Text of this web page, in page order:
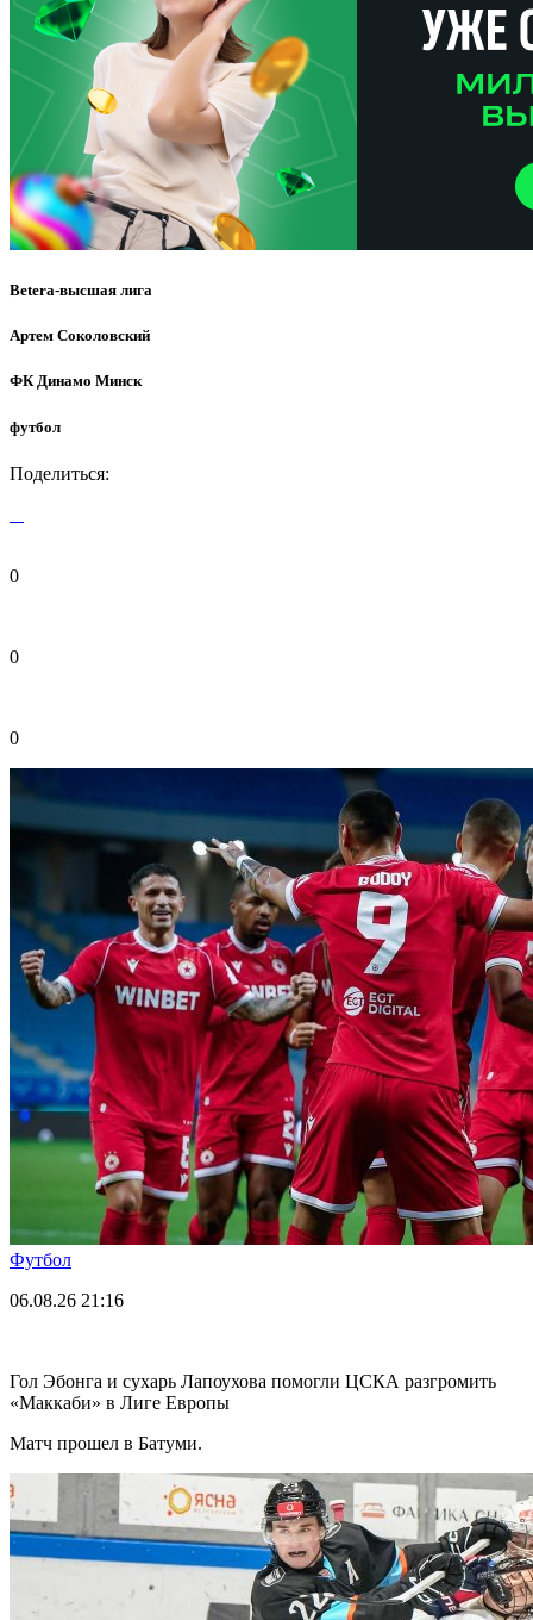
Betera-высшая лига
Артем Соколовский
ФК Динамо Минск
футбол
Поделиться:
0
0
0
Футбол
06.08.26 21:16
Гол Эбонга и сухарь Лапоухова помогли ЦСКА разгромить
«Маккаби» в Лиге Европы
Матч прошел в Батуми.